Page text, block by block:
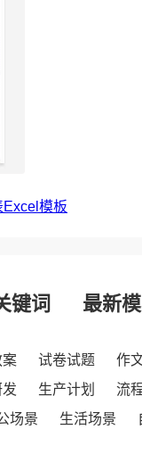
模板
键词 最新
案 试卷试题
作
生产计划
流
场景 生活场景